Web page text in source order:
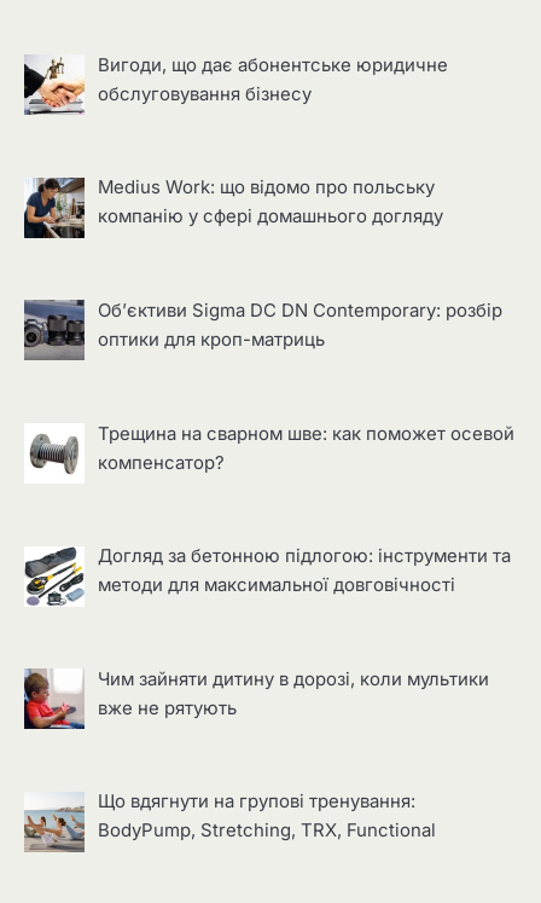
Вигоди, що дає абонентське юридичне
обслуговування бізнесу
Medius Work: що відомо про польську
компанію у сфері домашнього догляду
Об’єктиви Sigma DC DN Contemporary: розбір
оптики для кроп-матриць
Трещина на сварном шве: как поможет осевой
компенсатор?
Догляд за бетонною підлогою: інструменти та
методи для максимальної довговічності
Чим зайняти дитину в дорозі, коли мультики
вже не рятують
Що вдягнути на групові тренування:
BodyPump, Stretching, TRX, Functional